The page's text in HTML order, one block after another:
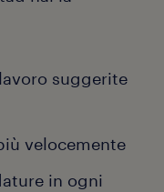
suggerite
velocemente
in ogni